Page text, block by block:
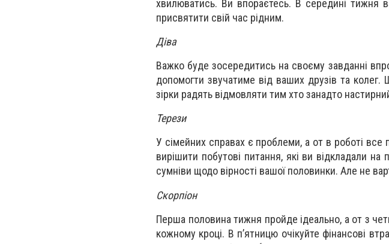
хвилюватись. Ви впораєтесь. В середині тижня
присвятити свій час рідним.
Діва
Важко буде зосередитись на своєму завданні
допомогти звучатиме від ваших друзів та
зірки радять відмовляти тим хто занадто
Терези
У сімейних справах є проблеми, а от в роботі
вирішити побутові питання, які ви відкладали
сумніви щодо вірності вашої половинки. Але не
Скорпіон
Перша половина тижня пройде ідеально, а от з
кожному кроці. В п’ятницю очікуйте фінансові